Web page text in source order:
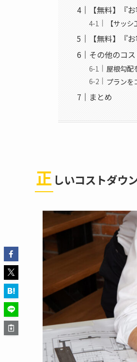
【無料】『
【サッ
【無料】『
その他のコ
屋根勾配
プランを
まとめ
正 しいコストダウ